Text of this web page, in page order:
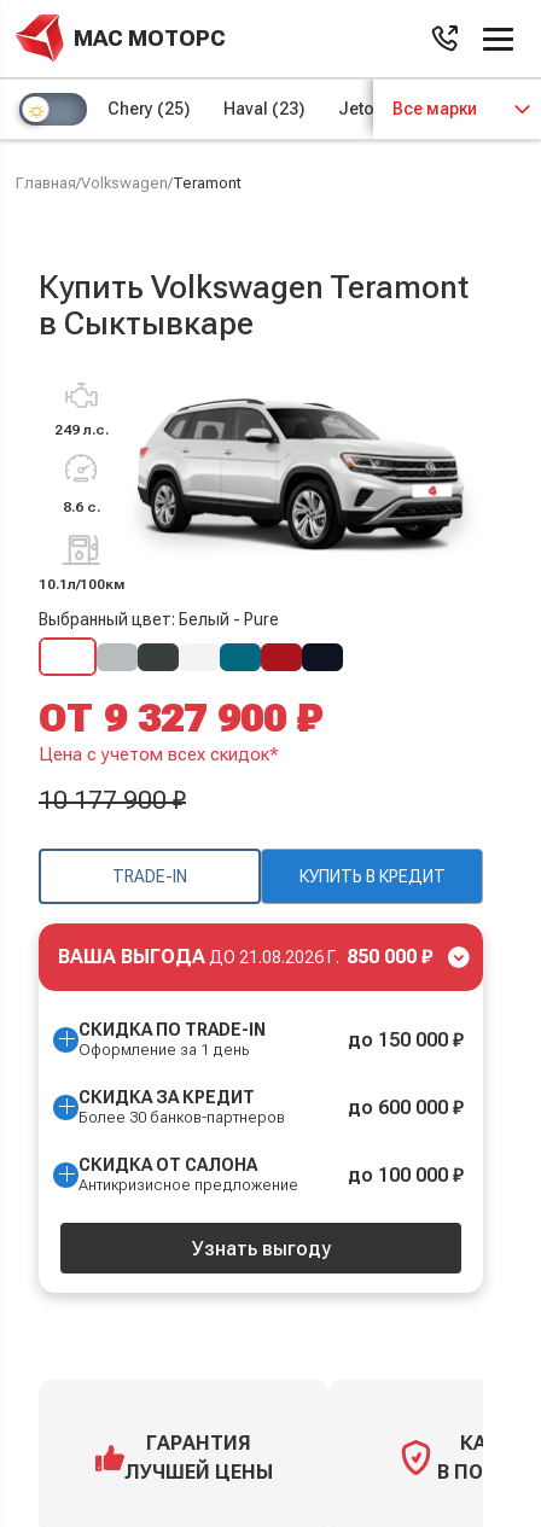
МАС МОТОРС
Chery (25) Haval (23) Jetour (8) Kaiyi (4)
Все марки
Главная/Volkswagen/Teramont
Купить Volkswagen Teramont
в Сыктывкаре
249 л.с.
8.6 с.
10.1л/100км
Выбранный цвет: Белый - Pure
TRADE-IN КУПИТЬ В КРЕДИТ
ОТ 9 327 900 ₽
Цена с учетом всех скидок*
10 177 900 ₽
ВАША ВЫГОДА ДО 21.08.2026 Г. 850 000 ₽
СКИДКА ПО TRADE-IN
Оформление за 1 день до 150 000 ₽
СКИДКА ЗА КРЕДИТ
Более 30 банков-партнеров до 600 000 ₽
СКИДКА ОТ САЛОНА
Антикризисное предложение до 100 000 ₽
Узнать выгоду
ГАРАНТИЯ
ЛУЧШЕЙ ЦЕНЫ
КАСКО
В